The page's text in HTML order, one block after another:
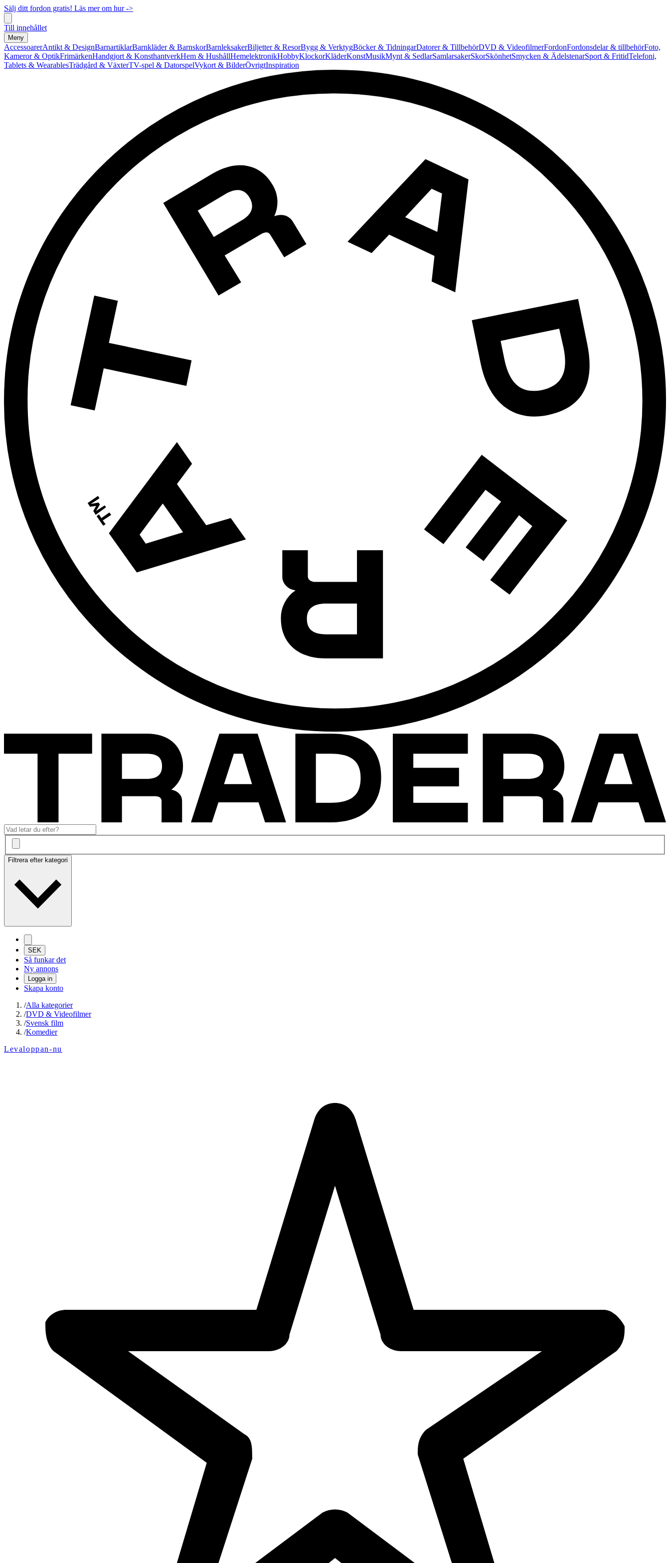
Sälj ditt fordon gratis! Läs mer om hur ->
Till innehållet
Meny
AccessoarerAntikt & DesignBarnartiklarBarnkläder & BarnskorBarnleksakerBiljetter & ResorBygg & VerktygBöcker & TidningarDatorer & TillbehörDVD & VideofilmerFordonFordonsdelar & tillbehörFoto,
Kameror & OptikFrimärkenHandgjort & KonsthantverkHem & HushållHemelektronikHobbyKlockorKläderKonstMusikMynt & SedlarSamlarsakerSkorSkönhetSmycken & ÄdelstenarSport & FritidTelefoni,
Tablets & WearablesTrädgård & VäxterTV-spel & DatorspelVykort & BilderÖvrigtInspiration
Filtrera efter kategori
SEK
Så funkar det
Ny annons
Logga in
Skapa konto
/Alla kategorier
/DVD & Videofilmer
/Svensk film
/Komedier
Levaloppan-nu